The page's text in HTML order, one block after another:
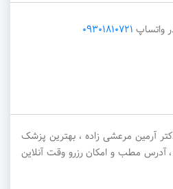
واتساپ 09301810721
آرمین مرعشی زاده ، بهترین پزشک
مطب و امکان رزرو وقت آنلاین